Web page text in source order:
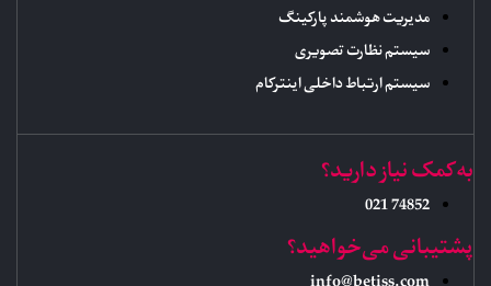
مدیریت هوشمند پارکینگ
سیستم نظارت تصویری
سیستم ارتباط داخلی اینترکام
به کمک نیاز دارید؟
74852 021
پشتیبانی می‌خواهید؟